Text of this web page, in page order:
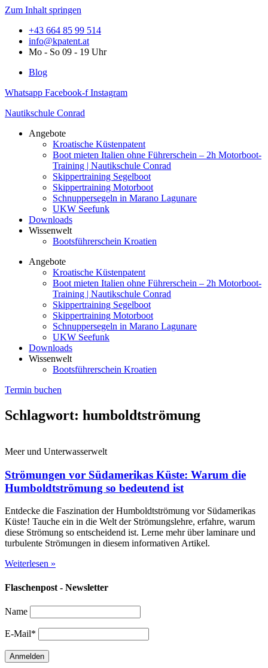
Zum Inhalt springen
+43 664 85 99 514
info@kpatent.at
Mo - So 09 - 19 Uhr
Blog
Whatsapp Facebook-f Instagram
Nautikschule Conrad
Angebote
Kroatische Küstenpatent
Boot mieten Italien ohne Führerschein – 2h Motorboot-
Training | Nautikschule Conrad
Skippertraining Segelboot
Skippertraining Motorboot
Schnuppersegeln in Marano Lagunare
UKW Seefunk
Downloads
Wissenwelt
Bootsführerschein Kroatien
Angebote
Kroatische Küstenpatent
Boot mieten Italien ohne Führerschein – 2h Motorboot-
Training | Nautikschule Conrad
Skippertraining Segelboot
Skippertraining Motorboot
Schnuppersegeln in Marano Lagunare
UKW Seefunk
Downloads
Wissenwelt
Bootsführerschein Kroatien
Termin buchen
Schlagwort: humboldtströmung
Meer und Unterwasserwelt
Strömungen vor Südamerikas Küste: Warum die
Humboldtströmung so bedeutend ist
Entdecke die Faszination der Humboldtströmung vor Südamerikas
Küste! Tauche ein in die Welt der Strömungslehre, erfahre, warum
diese Strömung so entscheidend ist. Lerne mehr über laminare und
turbulente Strömungen in diesem informativen Artikel.
Weiterlesen »
Flaschenpost - Newsletter
Name
E-Mail*